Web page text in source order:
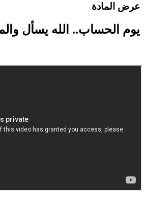
المادة
الحساب.. الله يسأل